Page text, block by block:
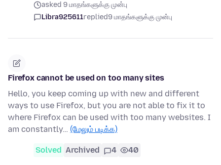
asked 9 மாதங்களுக்கு முன்பு
Libra925611replied9 மாதங்களுக்கு முன்பு
Firefox cannot be used on too many sites
Hello, you keep coming up with new and different
ways to use Firefox, but you are not able to fix it to
where Firefox can be used with too many websites. I
am constantly… (மேலும் படிக்க)
Solved Archived 4 40